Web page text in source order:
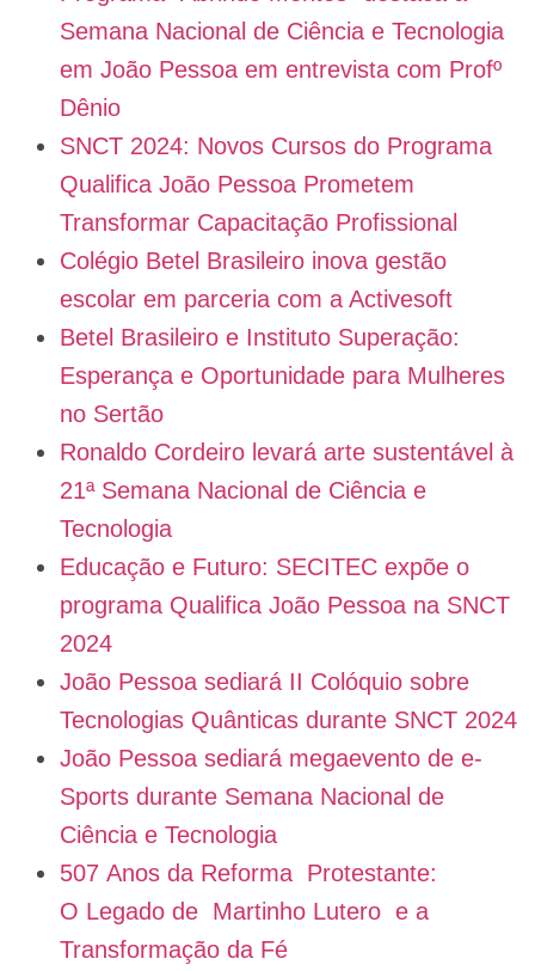
Semana Nacional de Ciência e Tecnologia
em João Pessoa em entrevista com Profº
Dênio
SNCT 2024: Novos Cursos do Programa
Qualifica João Pessoa Prometem
Transformar Capacitação Profissional
Colégio Betel Brasileiro inova gestão
escolar em parceria com a Activesoft
Betel Brasileiro e Instituto Superação:
Esperança e Oportunidade para Mulheres
no Sertão
Ronaldo Cordeiro levará arte sustentável à
21ª Semana Nacional de Ciência e
Tecnologia
Educação e Futuro: SECITEC expõe o
programa Qualifica João Pessoa na SNCT
2024
João Pessoa sediará II Colóquio sobre
Tecnologias Quânticas durante SNCT 2024
João Pessoa sediará megaevento de e-
Sports durante Semana Nacional de
Ciência e Tecnologia
507 Anos da Reforma Protestante:
O Legado de Martinho Lutero e a
Transformação da Fé